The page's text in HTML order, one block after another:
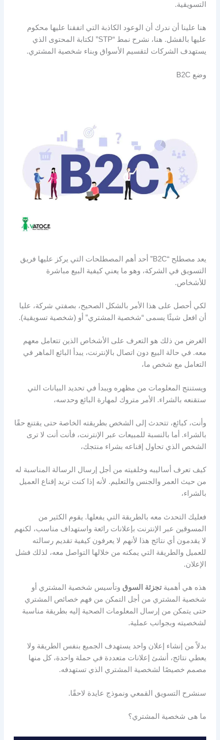
التسويقية.
هنا علينا أن ندرك أن الوعود الكاذبة التي اتفقنا عليها محكوم
عليها بالفشل. هنا، نشرح نمط “STP” لكتابة المحتوى الذي
يستهدف الشركات لتقسيم الأسواق وبناء شخصية المشتري.
وضع B2C
يعد مصطلح “B2C” أحد أهم المصطلحات التي يركز عليها فريق
التسويق في الشركة، وهو ما يعني كيفية البيع مباشرة
للأشخاص.
لكي أحصل على هذا الأمر بالشكل الصحيح، بصفتي شركة، عليا
أن افعل شيئًا يسمى “شخصية المشتري” أو (شخصية تسويقية).
الغرض من ذلك هو التعرف على الأشخاص الذين تتعامل معهم
معه. في حالة البيع دون اتصال بالإنترنت، يبدأ البائع الماهر في
التعامل مع شخص ما،
ويستنتج المعلومات من مظهره ويبدأ في تحديد البيانات التي
ستقنعه بالشراء. الأمر متروك لمهارة البائع وحدسه،
وأنت، كبائع، تتحدث إلى الشخص بطريقته الخاصة حتى يقتنع حقًا
بالشراء. أما بالنسبة للمبيعات عبر الإنترنت، فأنت أنت لا ترى
الشخص الذي تحاول إقناعه بشراء منتجك،
كيف تعرف أساليبه وخلفيته من أجل إرسال الرسالة المناسبة له
من حيث العمر والجنس والتعليم. لأنه إذا كنت تريد إقناع العميل
بالشراء،
فعليك التحدث معه بالطريقة التي يفعلها. يقوم الكثير من
المسوقين عبر الإنترنت بإعلانات رائعة واستهداف مناسب، لكنهم
لا يقدمون أي نتائج هذا لأنهم لا يعرفون كيفية تقديم رسالته
للعميل والطريقة التي يمكنه من خلالها التواصل معه، لذلك فشل
الإعلان.
هذه هي أهميةتجزئة السوق وتأسيس شخصية المشتري أو
شخصية المشتري من أجل التمكن من فهم خصائص المشتري
حتى يتمكن من إرسال المعلومات الصحية إليه بطريقة مناسبة
لشخصيته وبجوانب عملية.
بدلاً من إنشاء إعلان واحد يستهدف الجميع بنفس الطريقة ولا
يعطي نتائج، أنشئ إعلانات متعددة في حملة واحدة، كل منها
مصمم خصيصًا لشخصية المشتري الذي تستهدفه.
سنشرح التسويق القمعي ونموذج عايدة لاحقًا.
ما هى شخصية المشتري؟